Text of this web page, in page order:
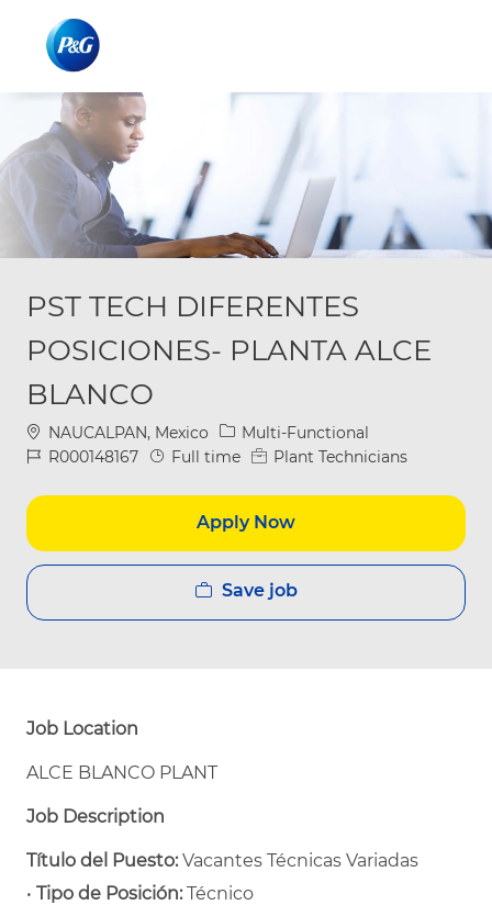
PST TECH DIFERENTES
POSICIONES- PLANTA ALCE
BLANCO
Location
NAUCALPAN, Mexico Category
Multi-Functional
Job IdR000148167 Job Type
Full time Plant Technicians
Apply Now
Save job
Job Location
ALCE BLANCO PLANT
Job Description
Título del Puesto: Vacantes Técnicas Variadas
• Tipo de Posición: Técnico